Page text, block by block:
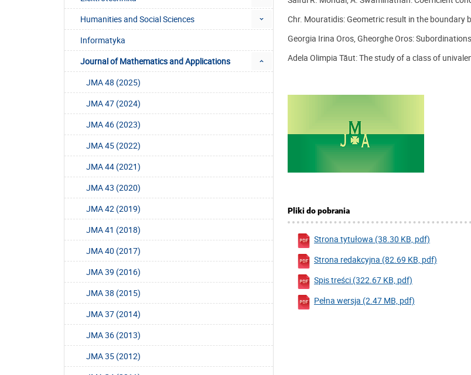
Humanities and Social Sciences
Informatyka
Journal of Mathematics and Applications
JMA 48 (2025)
JMA 47 (2024)
JMA 46 (2023)
JMA 45 (2022)
JMA 44 (2021)
JMA 43 (2020)
JMA 42 (2019)
JMA 41 (2018)
JMA 40 (2017)
JMA 39 (2016)
JMA 38 (2015)
JMA 37 (2014)
JMA 36 (2013)
JMA 35 (2012)
Chr. Mouratidis: Geometric result in the boundary
Georgia Irina Oros, Gheorghe Oros:
Adela Olimpia Tăut: The study of a class of
Pliki do pobrania
Strona tytułowa (38.30 KB, pdf)
Strona redakcyjna (82.69 KB, pdf)
Spis treści (322.67 KB, pdf)
Pełna wersja (2.47 MB, pdf)